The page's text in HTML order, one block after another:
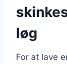
løg
For at lave